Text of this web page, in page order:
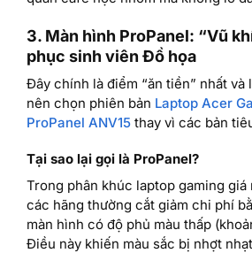
3. Màn hình ProPanel: “Vũ
phục sinh viên Đồ họa
Đây chính là điểm “ăn tiền” nhất và
nên chọn phiên bản Laptop Acer
ProPanel ANV15 thay vì các bản
Tại sao lại gọi là ProPanel?
Trong phân khúc laptop gaming giá
các hãng thường cắt giảm chi phí
màn hình có độ phủ màu thấp
Điều này khiến màu sắc bị nhợt